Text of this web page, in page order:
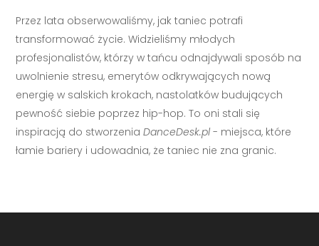
Przez lata obserwowaliśmy, jak taniec potrafi
transformować życie. Widzieliśmy młodych
profesjonalistów, którzy w tańcu odnajdywali sposób na
uwolnienie stresu, emerytów odkrywających nową
energię w salskich krokach, nastolatków budujących
pewność siebie poprzez hip-hop. To oni stali się
inspiracją do stworzeniaDanceDesk.pl - miejsca, które
łamie bariery i udowadnia, że taniec nie zna granic.